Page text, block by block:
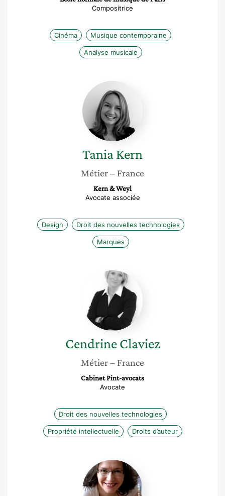
Compositrice
Cinéma Musique contemporaine
Analyse musicale
Kern
TaniaKern
Métier– France
Kern & Weyl
Avocate associée
Design Droit des nouvelles technologies
Marques
Cendrine
Claviez
Cendrine Claviez
Métier– France
Cabinet Pint-avocats
Avocate
Droit des nouvelles technologies
Propriété intellectuelle Droits d’auteur
Sophie
Proust